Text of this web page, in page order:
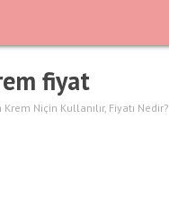
fiyat
Krem Niçin Kullanılır, Fiyatı Nedir?